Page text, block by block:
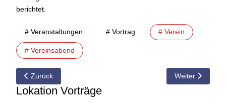
berichtet.
# Veranstaltungen # Vortrag # Verein
# Vereinsabend
Vorheriger Beitrag: 07.10.2013 Vorschau auf den
Zurück Nächster
Weiter
Lokation Vorträge